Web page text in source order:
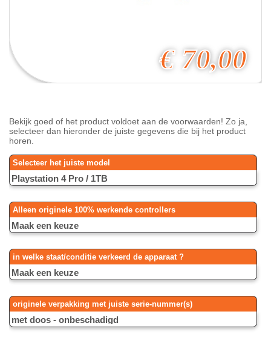
€ 70,00
Bekijk goed of het product voldoet aan de voorwaarden! Zo ja,
selecteer dan hieronder de juiste gegevens die bij het product
horen.
Selecteer het juiste model
Alleen originele 100% werkende controllers
in welke staat/conditie verkeerd de apparaat ?
originele verpakking met juiste serie-nummer(s)